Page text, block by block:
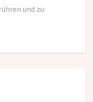
und zu